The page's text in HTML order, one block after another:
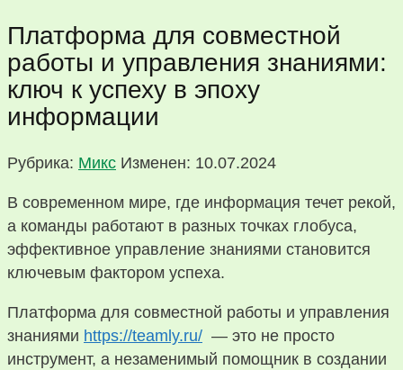
Платформа для совместной
работы и управления знаниями:
ключ к успеху в эпоху
информации
Рубрика: Микс Изменен: 10.07.2024
В современном мире, где информация течет рекой,
а команды работают в разных точках глобуса,
эффективное управление знаниями становится
ключевым фактором успеха.
Платформа для совместной работы и управления
знаниями https://teamly.ru/ — это не просто
инструмент, а незаменимый помощник в создании